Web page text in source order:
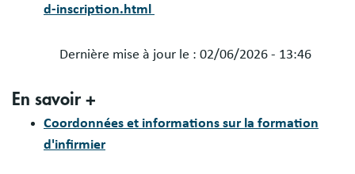
d-inscription.html
Dernière mise à jour le : 02/06/2026 - 13:46
Blocs
En savoir +
Coordonnées et informations sur la formation
d'infirmier